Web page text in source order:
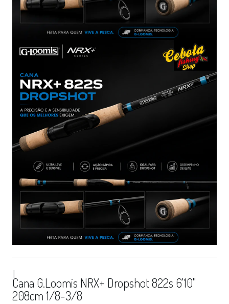
|
Cana G.Loomis NRX+ Dropshot 822s 6'10"
208cm 1/8-3/8